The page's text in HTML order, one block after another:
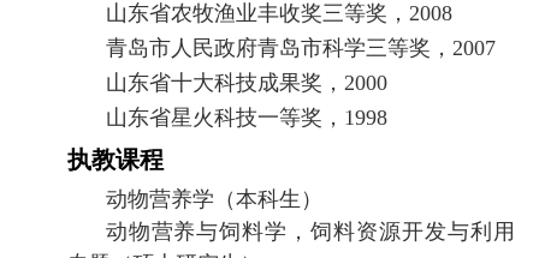
山东省农牧渔业丰收奖三等奖， 2008
青岛市人民政府青岛市科学三等奖， 2007
山东省十大科技成果奖， 2000
山东省星火科技一等奖， 1998
执教课程
动物营养学（本科生）
动物营养与饲料学，饲料资源开发与利用